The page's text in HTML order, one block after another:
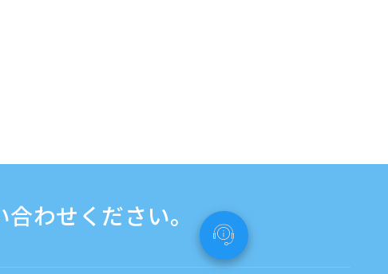
わせください。